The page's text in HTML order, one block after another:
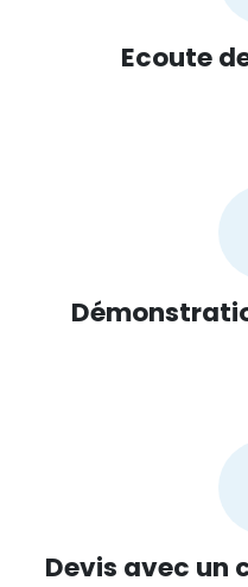
Ecoute
Devis avec un